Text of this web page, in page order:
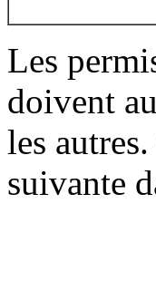
Les
doivent
les
suivante